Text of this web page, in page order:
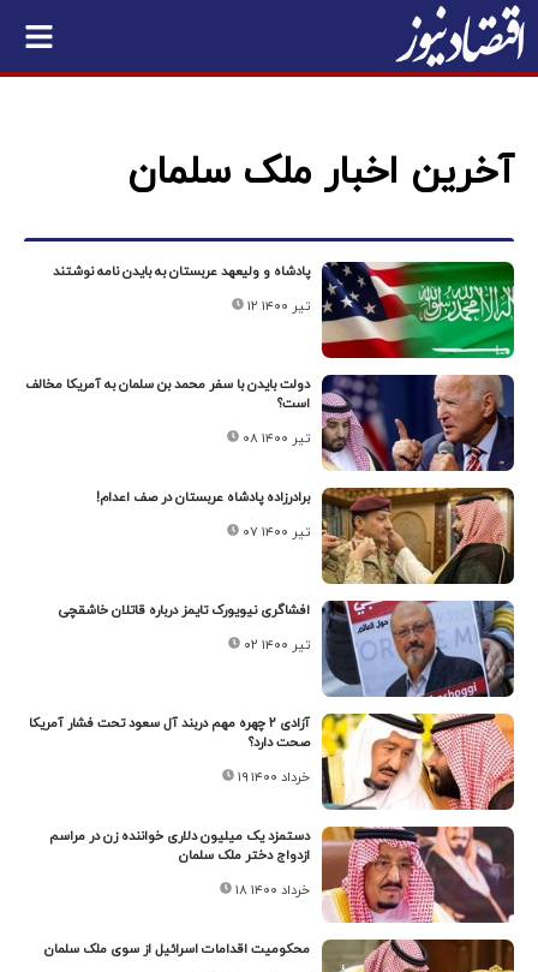
آخرین اخبار ملک سلمان
پادشاه و ولیعهد عربستان به بایدن نامه نوشتند
۱۲ تیر ۱۴۰۰
دولت بایدن با سفر محمد بن سلمان به آمریکا مخالف
است؟
۰۸ تیر ۱۴۰۰
برادرزاده پادشاه عربستان در صف اعدام!
۰۷ تیر ۱۴۰۰
افشاگری نیویورک تایمز درباره قاتلان خاشقچی
۰۲ تیر ۱۴۰۰
آزادی ۲ چهره مهم دربند آل سعود تحت فشار آمریکا
صحت دارد؟
۱۹ خرداد ۱۴۰۰
دستمزد یک میلیون دلاری خواننده زن در مراسم
ازدواج دختر ملک سلمان
۱۸ خرداد ۱۴۰۰
محکومیت اقدامات اسرائیل از سوی ملک سلمان